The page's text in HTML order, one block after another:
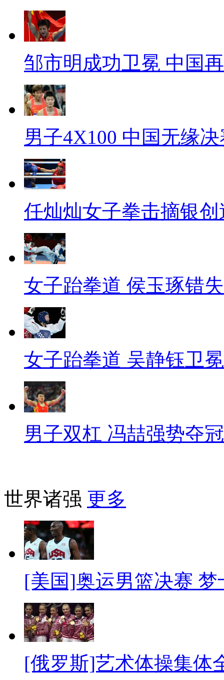
邹市明成功卫冕 中国
男子4X100 中国无缘
任灿灿女子拳击摘银
女子跆拳道 侯玉琢错
女子跆拳道 吴静钰卫冕
男子双杠 冯喆强势夺冠
世界诸强 更多
[美国]奥运男篮决赛
[俄罗斯]艺术体操集体